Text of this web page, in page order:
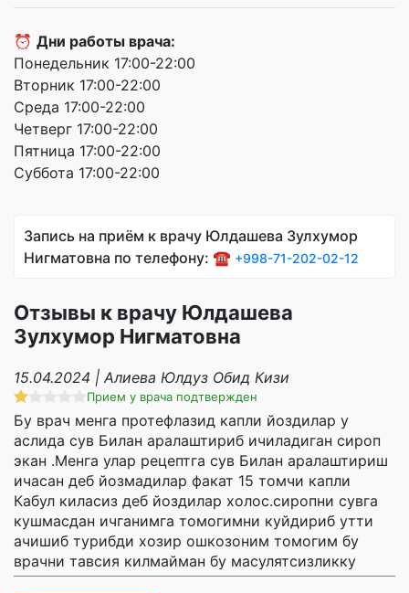
⏰ Дни работы врача:
Понедельник 17:00-22:00
Вторник 17:00-22:00
Среда 17:00-22:00
Четверг 17:00-22:00
Пятница 17:00-22:00
Суббота 17:00-22:00
Запись на приём к врачу Юлдашева Зулхумор
Нигматовна по телефону: ☎️ +998-71-202-02-12
Отзывы к врачу Юлдашева
Зулхумор Нигматовна
15.04.2024 | Алиева Юлдуз Обид Кизи
Прием у врача подтвержден
Бу врач менга протефлазид капли йоздилар у
аслида сув Билан аралаштириб ичиладиган сироп
экан .Менга улар рецептга сув Билан аралаштириш
ичасан деб йозмадилар факат 15 томчи капли
Кабул киласиз деб йоздилар холос.сиропни сувга
кушмасдан ичганимга томогимни куйдириб утти
ачишиб турибди хозир ошкозоним томогим бу
врачни тавсия килмайман бу масулятсизликку